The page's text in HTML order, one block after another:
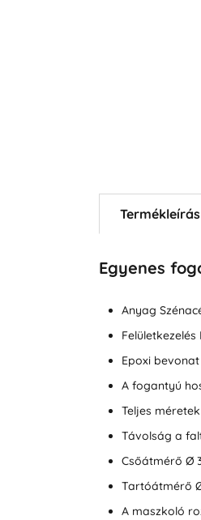
Termékleírás
Egyenes
Anyag
Epoxi
A fogantyú
Teljes
Távolság a
Csőátmérő Ø
Tartóátmérő
A maszkoló